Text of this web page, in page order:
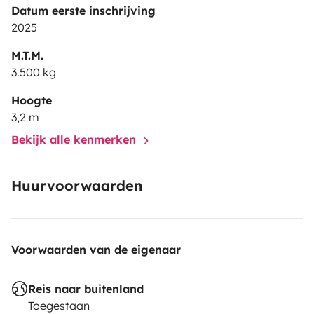
Datum eerste inschrijving
2025
M.T.M.
3.500 kg
Hoogte
3,2 m
Bekijk alle kenmerken
Huurvoorwaarden
Voorwaarden van de eigenaar
Reis naar buitenland
Toegestaan